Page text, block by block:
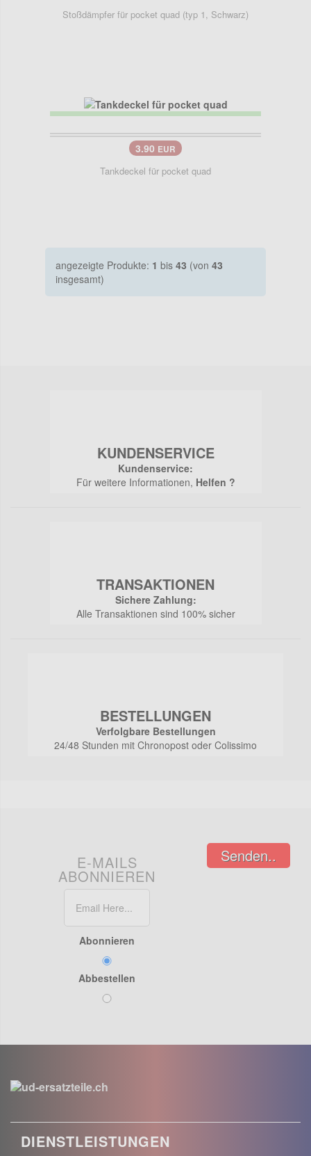
Stoßdämpfer für pocket quad (typ 1, Schwarz)
3.90 EUR
Tankdeckel für pocket quad
angezeigte Produkte: 1 bis 43 (von 43
insgesamt)
KUNDENSERVICE
Kundenservice:
Für weitere Informationen, Helfen ?
TRANSAKTIONEN
Sichere Zahlung:
Alle Transaktionen sind 100% sicher
BESTELLUNGEN
Verfolgbare Bestellungen
24/48 Stunden mit Chronopost oder Colissimo
E-MAILS
ABONNIEREN
Abonnieren
Abbestellen
Senden..
DIENSTLEISTUNGEN